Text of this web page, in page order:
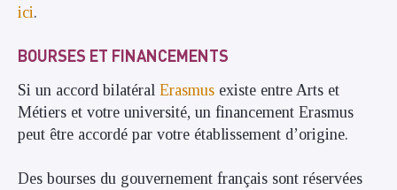
ici.
BOURSES ET FINANCEMENTS
Si un accord bilatéral Erasmus existe entre Arts et
Métiers et votre université, un financement Erasmus
peut être accordé par votre établissement d’origine.
Des bourses du gouvernement français sont réservées